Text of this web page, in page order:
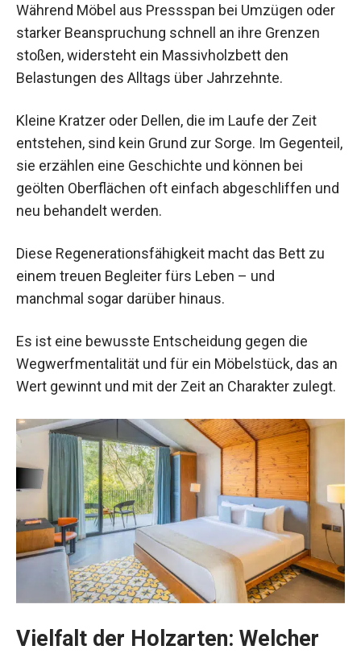
Während Möbel aus Pressspan bei Umzügen oder
starker Beanspruchung schnell an ihre Grenzen
stoßen, widersteht ein Massivholzbett den
Belastungen des Alltags über Jahrzehnte.
Kleine Kratzer oder Dellen, die im Laufe der Zeit
entstehen, sind kein Grund zur Sorge. Im Gegenteil,
sie erzählen eine Geschichte und können bei
geölten Oberflächen oft einfach abgeschliffen und
neu behandelt werden.
Diese Regenerationsfähigkeit macht das Bett zu
einem treuen Begleiter fürs Leben – und
manchmal sogar darüber hinaus.
Es ist eine bewusste Entscheidung gegen die
Wegwerfmentalität und für ein Möbelstück, das an
Wert gewinnt und mit der Zeit an Charakter zulegt.
Vielfalt der Holzarten: Welcher